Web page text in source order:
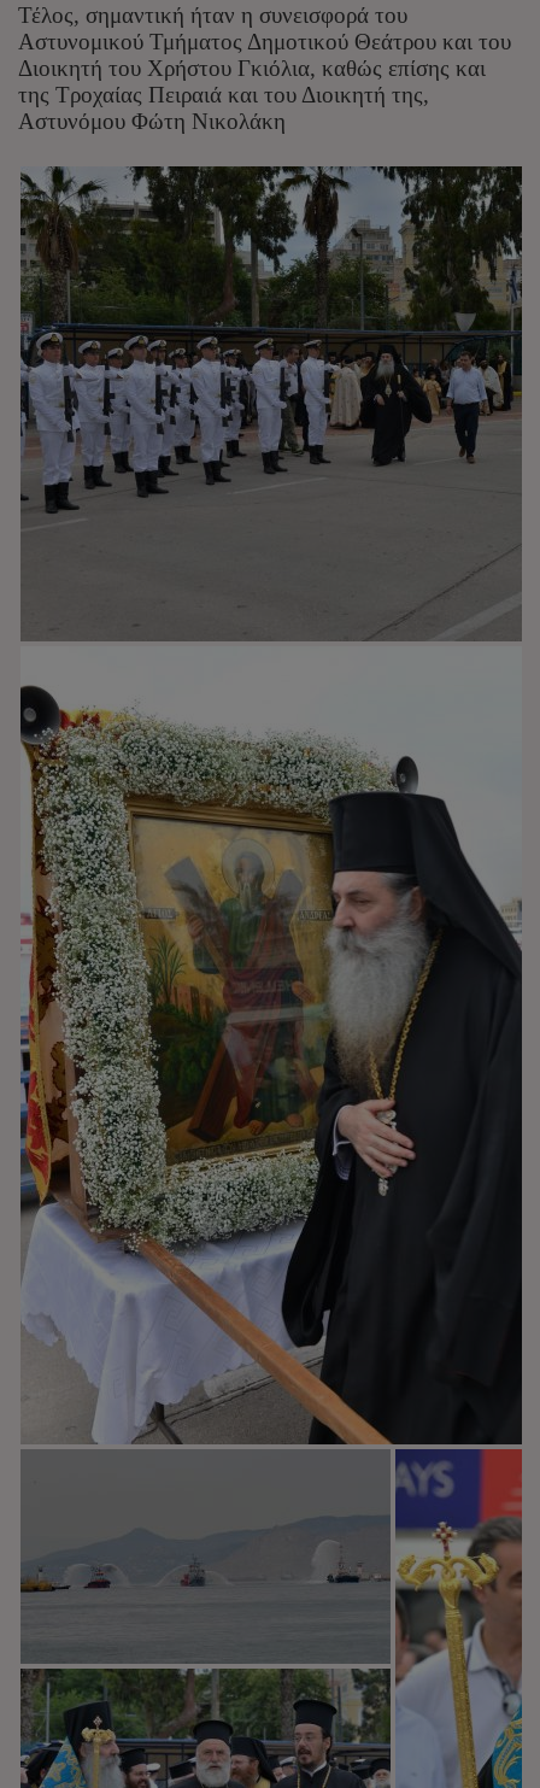
Τέλος, σημαντική ήταν η συνεισφορά του
Αστυνομικού Τμήματος Δημοτικού Θεάτρου και του
Διοικητή του Χρήστου Γκιόλια, καθώς επίσης και
της Τροχαίας Πειραιά και του Διοικητή της,
Αστυνόμου Φώτη Νικολάκη